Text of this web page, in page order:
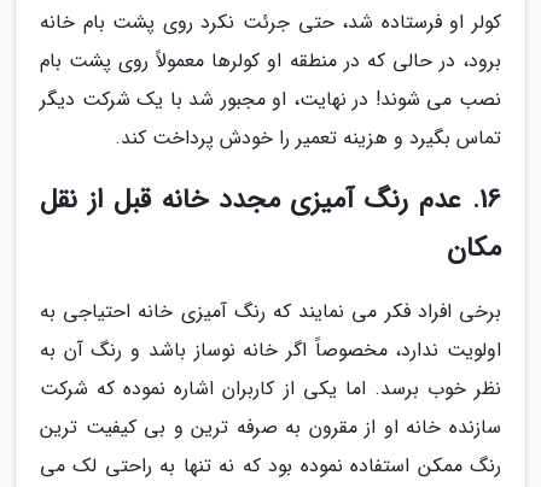
کولر او فرستاده شد، حتی جرئت نکرد روی پشت بام خانه
برود، در حالی که در منطقه او کولرها معمولاً روی پشت بام
نصب می شوند! در نهایت، او مجبور شد با یک شرکت دیگر
تماس بگیرد و هزینه تعمیر را خودش پرداخت کند.
16. عدم رنگ آمیزی مجدد خانه قبل از نقل
مکان
برخی افراد فکر می نمایند که رنگ آمیزی خانه احتیاجی به
اولویت ندارد، مخصوصاً اگر خانه نوساز باشد و رنگ آن به
نظر خوب برسد. اما یکی از کاربران اشاره نموده که شرکت
سازنده خانه او از مقرون به صرفه ترین و بی کیفیت ترین
رنگ ممکن استفاده نموده بود که نه تنها به راحتی لک می